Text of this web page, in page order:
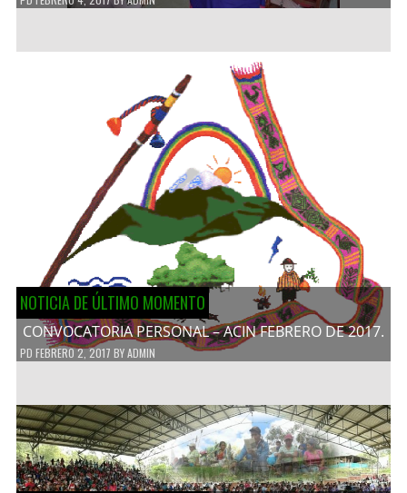
NOTICIA DE ÚLTIMO MOMENTO
CONVOCATORIA PERSONAL – ACIN FEBRERO DE 2017.
PD FEBRERO 2, 2017 BYADMIN